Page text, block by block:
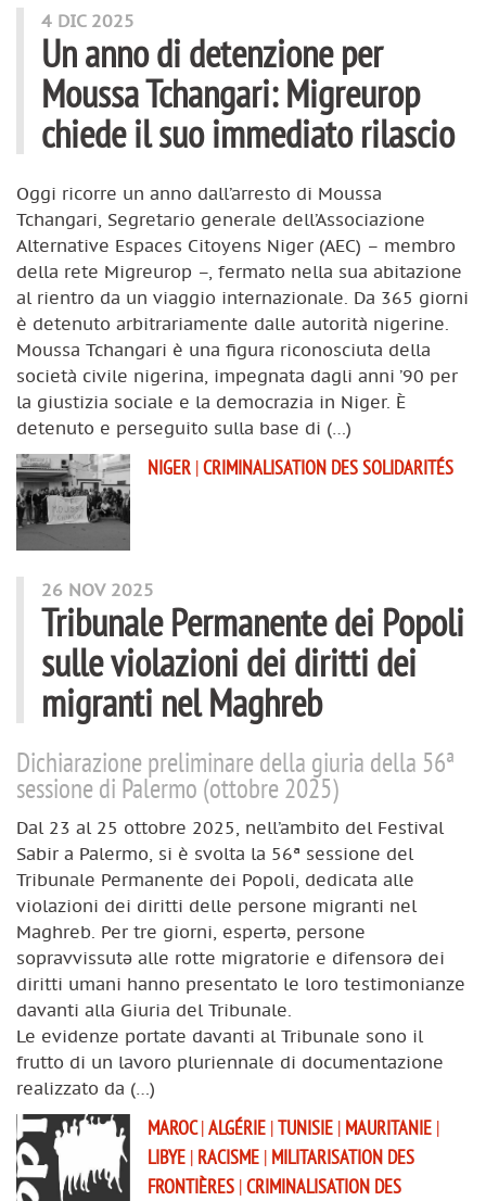
4 DIC 2025
Un anno di detenzione per
Moussa Tchangari: Migreurop
chiede il suo immediato rilascio
Oggi ricorre un anno dall’arresto di Moussa
Tchangari, Segretario generale dell’Associazione
Alternative Espaces Citoyens Niger (AEC) – membro
della rete Migreurop –, fermato nella sua abitazione
al rientro da un viaggio internazionale. Da 365 giorni
è detenuto arbitrariamente dalle autorità nigerine.
Moussa Tchangari è una figura riconosciuta della
società civile nigerina, impegnata dagli anni ’90 per
la giustizia sociale e la democrazia in Niger. È
detenuto e perseguito sulla base di (…)
NIGER |CRIMINALISATION DES SOLIDARITÉS
26 NOV 2025
Tribunale Permanente dei Popoli
sulle violazioni dei diritti dei
migranti nel Maghreb
Dichiarazione preliminare della giuria della 56ª
sessione di Palermo (ottobre 2025)
Dal 23 al 25 ottobre 2025, nell’ambito del Festival
Sabir a Palermo, si è svolta la 56ª sessione del
Tribunale Permanente dei Popoli, dedicata alle
violazioni dei diritti delle persone migranti nel
Maghreb. Per tre giorni, espertə, persone
sopravvissutə alle rotte migratorie e difensorə dei
diritti umani hanno presentato le loro testimonianze
davanti alla Giuria del Tribunale.
Le evidenze portate davanti al Tribunale sono il
frutto di un lavoro pluriennale di documentazione
realizzato da (…)
MAROC|ALGÉRIE |TUNISIE | MAURITANIE |
LIBYE | RACISME | MILITARISATION DES
FRONTIÈRES |CRIMINALISATION DES